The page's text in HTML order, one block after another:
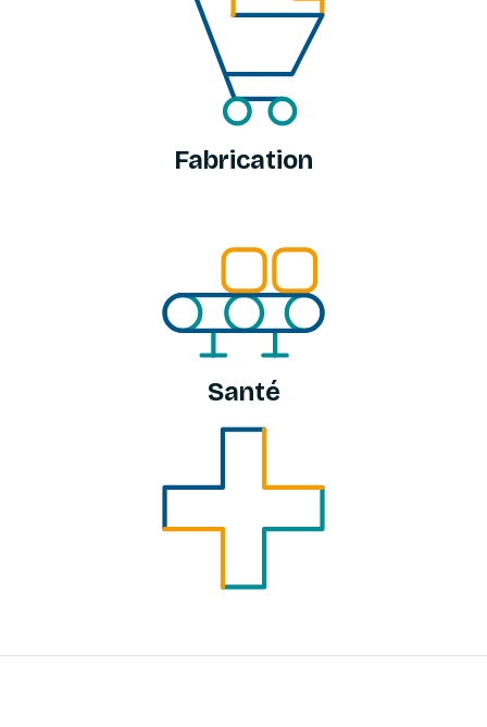
Fabrication
Santé